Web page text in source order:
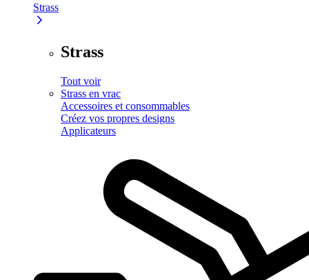
Strass
Strass
Tout voir
Strass en vrac
Accessoires et consommables
Créez vos propres designs
Applicateurs